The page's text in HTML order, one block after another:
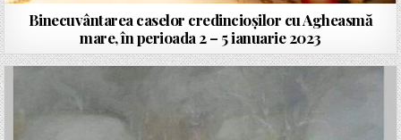
Binecuvântarea caselor credincioșilor cu Agheasmă
mare, în perioada 2 – 5 ianuarie 2023